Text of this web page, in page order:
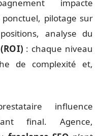
impacte
pilotage sur
analyse du
: chaque niveau
de complexité et,
influence
final. Agence,